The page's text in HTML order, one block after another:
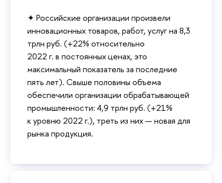
✦ Российские организации произвели
инновационных товаров, работ, услуг на 8,3
трлн руб. (+22% относительно
2022 г. в постоянных ценах, это
максимальный показатель за последние
пять лет). Свыше половины объема
обеспечили организации обрабатывающей
промышленности: 4,9 трлн руб. (+21%
к уровню 2022 г.), треть из них — новая для
рынка продукция.